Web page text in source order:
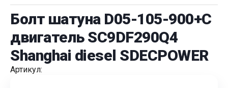
Болт шатуна D05-105-900+C
двигатель SC9DF290Q4
Shanghai diesel SDECPOWER
Артикул: